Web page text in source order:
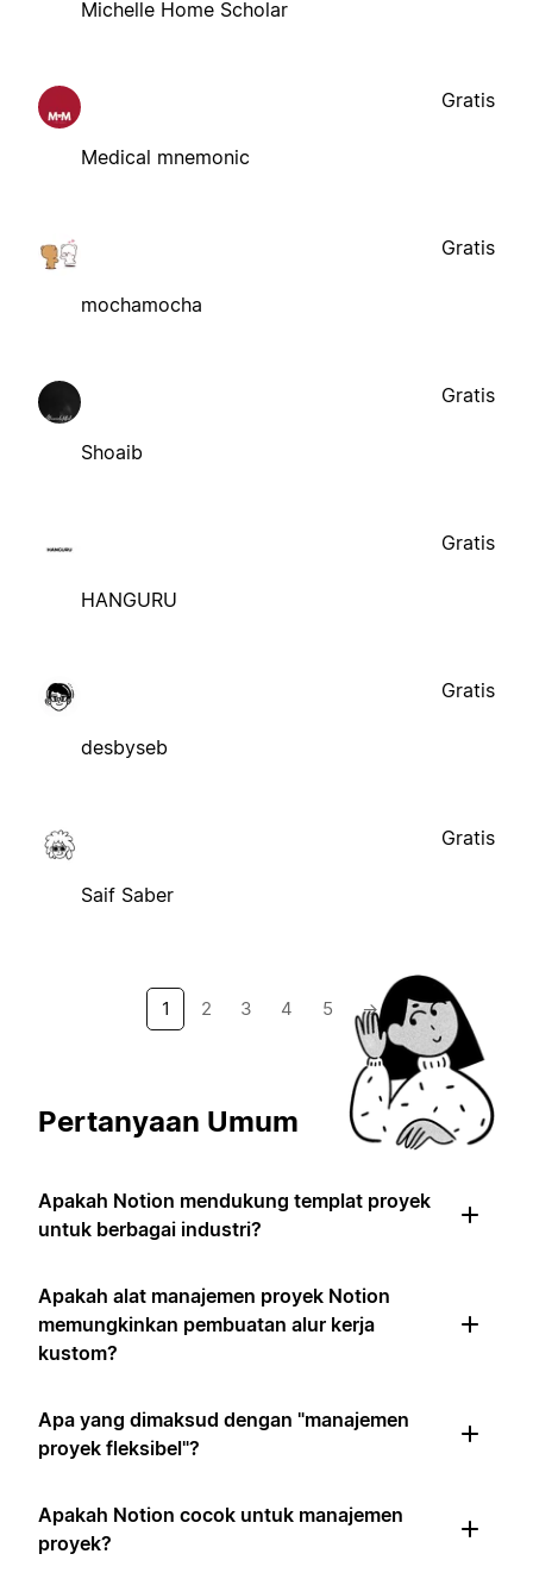
Michelle Home Scholar
Medical mnemonic
Gratis
mochamocha
Gratis
Shoaib
Gratis
HANGURU
Gratis
desbyseb
Gratis
Saif Saber
Gratis
1 2 3 4 5 →
Pertanyaan Umum
Apakah Notion mendukung templat proyek
untuk berbagai industri?
Apakah alat manajemen proyek Notion
memungkinkan pembuatan alur kerja
kustom?
Apa yang dimaksud dengan "manajemen
proyek fleksibel"?
Apakah Notion cocok untuk manajemen
proyek?